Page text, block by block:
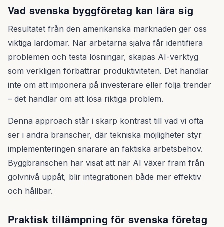
Vad svenska byggföretag kan lära sig
Resultatet från den amerikanska marknaden ger oss
viktiga lärdomar. När arbetarna själva får identifiera
problemen och testa lösningar, skapas AI-verktyg
som verkligen förbättrar produktiviteten. Det handlar
inte om att imponera på investerare eller följa trender
– det handlar om att lösa riktiga problem.
Denna approach står i skarp kontrast till vad vi ofta
ser i andra branscher, där tekniska möjligheter styr
implementeringen snarare än faktiska arbetsbehov.
Byggbranschen har visat att när AI växer fram från
golvnivå uppåt, blir integrationen både mer effektiv
och hållbar.
Praktisk tillämpning för svenska företag